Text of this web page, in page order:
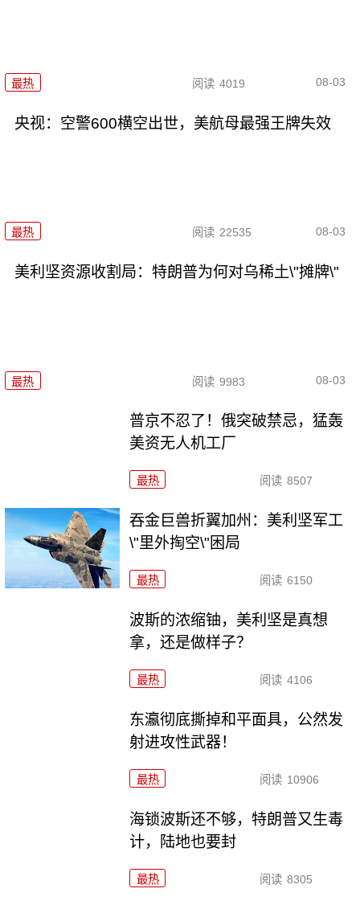
最热 阅读 4019 08-03
央视：空警600横空出世，美航母最强王牌失效
最热 阅读 22535 08-03
美利坚资源收割局：特朗普为何对乌稀土\"摊牌\"
最热 阅读 9983 08-03
普京不忍了！俄突破禁忌，猛轰
美资无人机工厂
最热 阅读 8507
吞金巨兽折翼加州：美利坚军工
\"里外掏空\"困局
最热 阅读 6150
波斯的浓缩铀，美利坚是真想
拿，还是做样子？
最热 阅读 4106
东瀛彻底撕掉和平面具，公然发
射进攻性武器！
最热 阅读 10906
海锁波斯还不够，特朗普又生毒
计，陆地也要封
最热 阅读 8305